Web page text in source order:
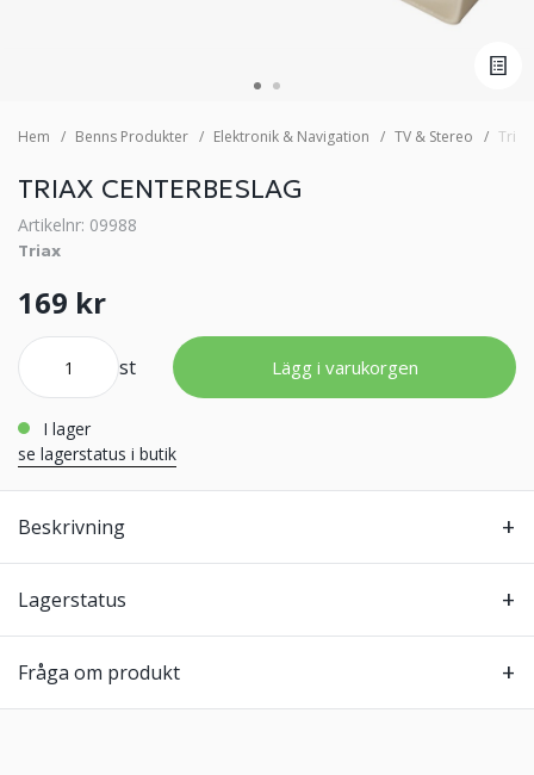
Hem Benns Produkter Elektronik & Navigation TV & Stereo
TRIAX CENTERBESLAG
Artikelnr: 09988
Triax
169 kr
st Lägg i varukorgen
i lager
se lagerstatus i butik
Beskrivning
Lagerstatus
Fråga om produkt